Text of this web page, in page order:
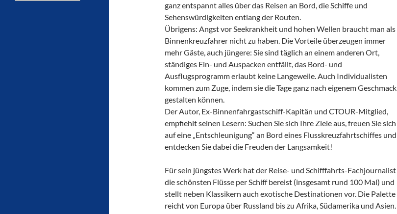
ganz entspannt alles über das Reisen an Bord, die Schiffe und
Sehenswürdigkeiten entlang der Routen.
Übrigens: Angst vor Seekrankheit und hohen Wellen braucht man als
Binnenkreuzfahrer nicht zu haben. Die Vorteile überzeugen immer
mehr Gäste, auch jüngere: Sie sind täglich an einem anderen Ort,
ständiges Ein- und Auspacken entfällt, das Bord- und
Ausflugsprogramm erlaubt keine Langeweile. Auch Individualisten
kommen zum Zuge, indem sie die Tage ganz nach eigenem Geschmack
gestalten können.
Der Autor, Ex-Binnenfahrgastschiff-Kapitän und CTOUR-Mitglied,
empfiehlt seinen Lesern: Suchen Sie sich Ihre Ziele aus, freuen Sie sich
auf eine „Entschleunigung“ an Bord eines Flusskreuzfahrtschiffes und
entdecken Sie dabei die Freuden der Langsamkeit!
Für sein jüngstes Werk hat der Reise- und Schifffahrts-Fachjournalist
die schönsten Flüsse per Schiff bereist (insgesamt rund 100 Mal) und
stellt neben Klassikern auch exotische Destinationen vor. Die Palette
reicht von Europa über Russland bis zu Afrika, Südamerika und Asien.